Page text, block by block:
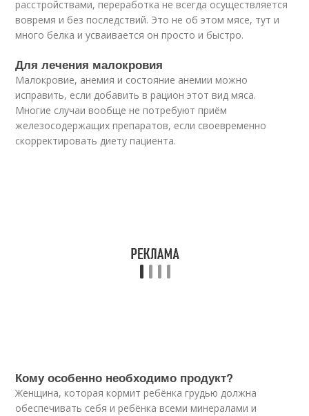
расстройствами, переработка не всегда осуществляется
вовремя и без последствий. Это не об этом мясе, тут и
много белка и усваивается он просто и быстро.
Для лечения малокровия
Малокровие, анемия и состояние анемии можно
исправить, если добавить в рацион этот вид мяса.
Многие случаи вообще не потребуют приём
железосодержащих препаратов, если своевременно
скорректировать диету пациента.
Кому особенно необходимо продукт?
Женщина, которая кормит ребёнка грудью должна
обеспечивать себя и ребёнка всеми минералами и